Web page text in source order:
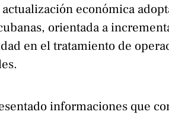
económica
orientada a
en el tratamiento de
informaciones que